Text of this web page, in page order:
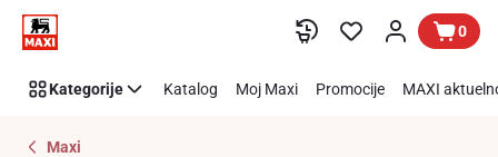
Preskoči link 0
Kategorije Katalog Moj Maxi Promocije MAXI
Maxi